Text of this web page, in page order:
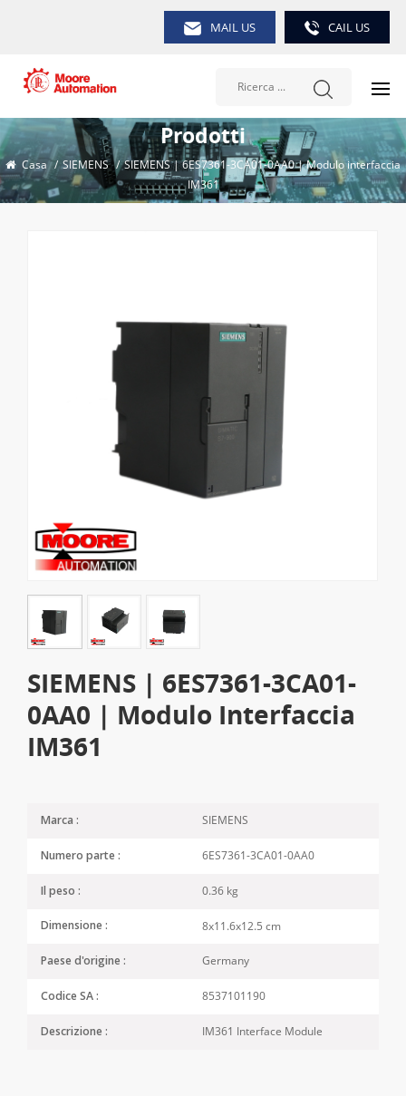
MAIL US CAIL US
Prodotti
Casa / SIEMENS / SIEMENS | 6ES7361-3CA01-0AA0 | Modulo interfaccia
IM361
SIEMENS | 6ES7361-3CA01-
0AA0 | Modulo Interfaccia
IM361
Marca : SIEMENS
Numero parte : 6ES7361-3CA01-0AA0
Il peso : 0.36 kg
Dimensione : 8x11.6x12.5 cm
Paese d'origine : Germany
Codice SA : 8537101190
Descrizione : IM361 Interface Module